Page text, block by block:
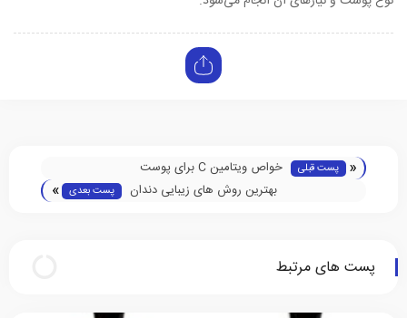
« پست قبلی
خواص ویتامین C برای پوست
بهترین روش های زیبایی دندان
پست بعدی »
پست های مرتبط